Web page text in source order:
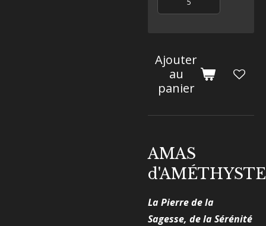
5
Ajouter
au
panier
AMAS
La Pierre de la
Sagesse, de la Sérénité